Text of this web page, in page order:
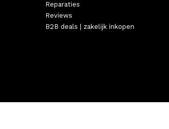
Reparaties
Reviews
B2B deals | zakelijk inkopen